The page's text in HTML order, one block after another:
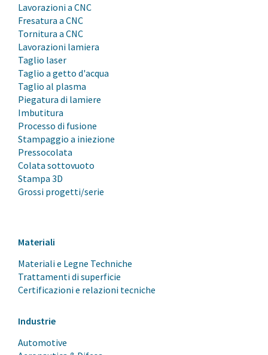
Lavorazioni a CNC
Fresatura a CNC
Tornitura a CNC
Lavorazioni lamiera
Taglio laser
Taglio a getto d'acqua
Taglio al plasma
Piegatura di lamiere
Imbutitura
Processo di fusione
Stampaggio a iniezione
Pressocolata
Colata sottovuoto
Stampa 3D
Grossi progetti/serie
Materiali
Materiali e Legne Techniche
Trattamenti di superficie
Certificazioni e relazioni tecniche
Industrie
Automotive